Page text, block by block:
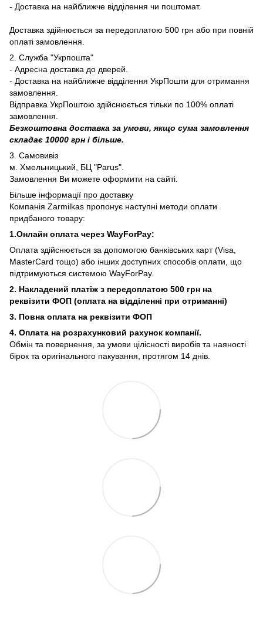
- Доставка на найближче відділення чи поштомат.
Доставка здійнюється за передоплатою 500 грн або при повній
оплаті замовлення.
2. Служба "Укрпошта"
- Адресна доставка до дверей.
- Доставка на найближче відділення УкрПошти для отримання
замовлення.
Відправка УкрПоштою здійснюється тільки по 100% оплаті
замовлення.
Безкоштовна доставка за умови, якщо сума замовлення
складає 10000 грн і більше.
3. Самовивіз
м. Хмельницький, БЦ "Parus".
Замовлення Ви можете оформити на сайті.
Більше інформації про доставку
Компанія Zarmilkas пропонує наступні методи оплати
придбаного товару:
1.Онлайн оплата через WayForPay:
Оплата здійснюється за допомогою банківських карт (Visa,
MasterCard тощо) або інших доступних способів оплати, що
підтримуються системою WayForPay.
2. Накладений платіж з передоплатою 500 грн на
реквізити ФОП (оплата на відділенні при отриманні)
3. Повна оплата на реквізити ФОП
4. Оплата на розрахунковий рахунок компанії.
Обмін та повернення, за умови цілісності виробів та наяності
бірок та оригінального пакування, протягом 14 днів.